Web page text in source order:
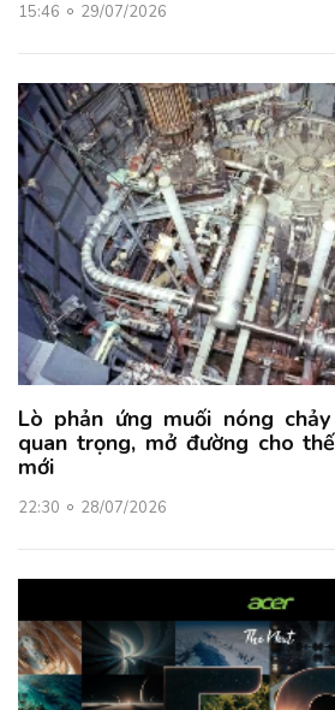
15:46 29/07/2026
Lò phản ứng muối nóng
quan trọng, mở đường cho
mới
22:30 28/07/2026